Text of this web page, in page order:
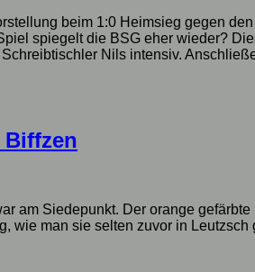
beim 1:0 Heimsieg gegen
spiegelt die BSG eher wieder?
Nils intensiv.
am Siedepunkt. Der orange
man sie selten zuvor in